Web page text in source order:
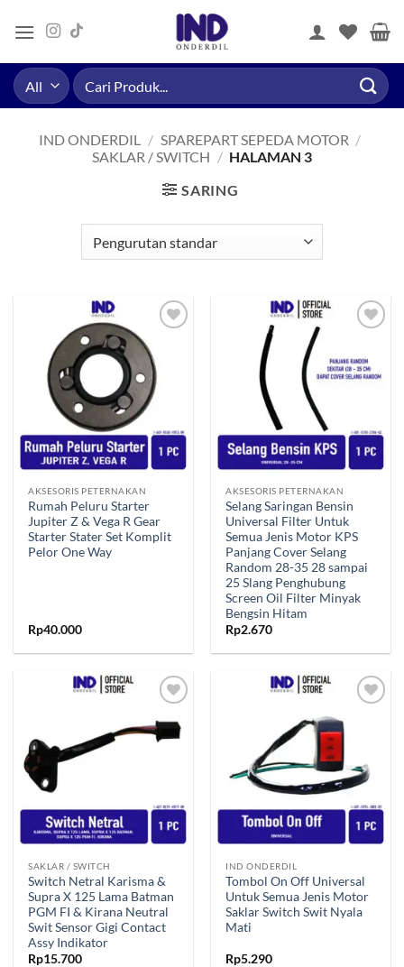
Pencarian
untuk:
IND ONDERDIL / SPAREPART SEPEDA MOTOR /
SAKLAR / SWITCH / HALAMAN 3
SARING
Tambahkan
ke Wishlist
AKSESORIS PETERNAKAN
Rumah Peluru Starter
Jupiter Z & Vega R Gear
Starter Stater Set Komplit
Pelor One Way
Rp40.000
AKSESORIS PETERNAKAN
Selang Saringan Bensin
Universal Filter Untuk
Semua Jenis Motor KPS
Panjang Cover Selang
Random 28-35 28 sampai
25 Slang Penghubung
Screen Oil Filter Minyak
Bengsin Hitam
Rp2.670
ke Wishlist
SAKLAR / SWITCH
Switch Netral Karisma &
Supra X 125 Lama Batman
PGM FI & Kirana Neutral
Swit Sensor Gigi Contact
Assy Indikator
Rp15.700
Tambahkan
ke Wishlist
IND ONDERDIL
Tombol On Off Universal
Untuk Semua Jenis Motor
Saklar Switch Swit Nyala
Mati
Rp5.290